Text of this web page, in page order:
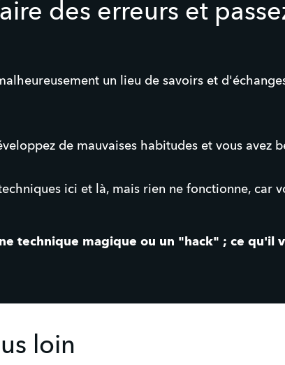
des erreurs et
un lieu de savoirs et
de mauvaises habitudes et vous avez
ici et là, mais rien ne fonctionne, car
technique magique ou un "hack" ; ce qu'il
loin